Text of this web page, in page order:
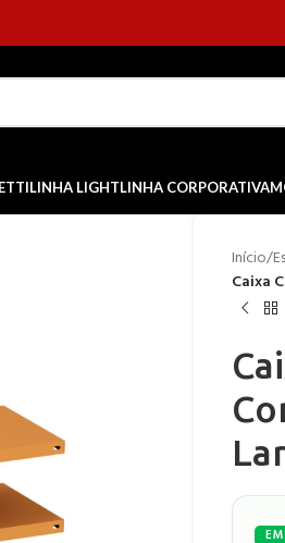
LINHA LIGHTLINHA CORPORATIVA
Início/
Caixa